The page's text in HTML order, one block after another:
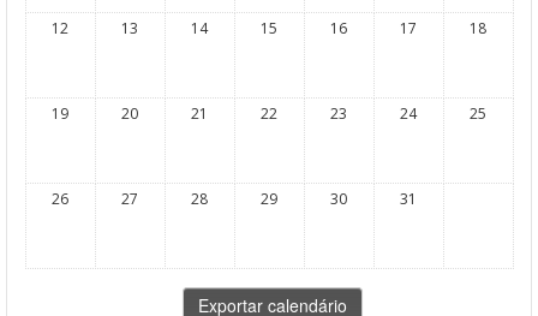
12 13 14 15 16 17 18
19 20 21 22 23 24 25
26 27 28 29 30 31